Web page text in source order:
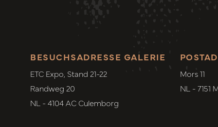
Mors 11
NL - 7151
BESUCHSADRESSE GALERIE
ETC Expo, Stand 21-22
Randweg 20
NL - 4104 AC Culemborg